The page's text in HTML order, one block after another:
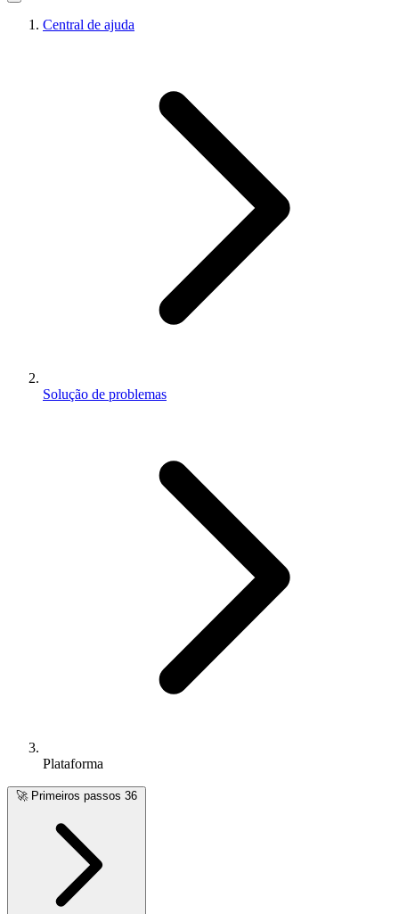
Central de ajuda
Solução de problemas
Plataforma
🚀 Primeiros passos 36